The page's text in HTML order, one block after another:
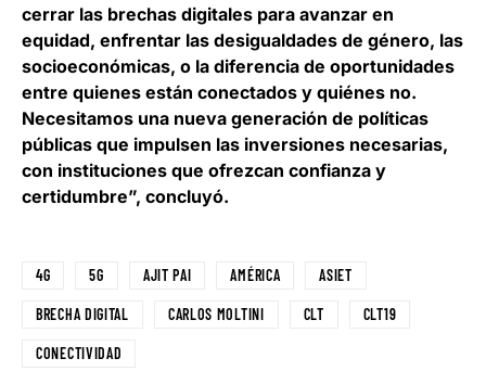
cerrar las brechas digitales para avanzar en
equidad, enfrentar las desigualdades de género, las
socioeconómicas, o la diferencia de oportunidades
entre quienes están conectados y quiénes no.
Necesitamos una nueva generación de políticas
públicas que impulsen las inversiones necesarias,
con instituciones que ofrezcan confianza y
certidumbre”, concluyó.
4G 5G AJIT PAI AMÉRICA ASIET
BRECHA DIGITAL CARLOS MOLTINI CLT CLT19
CONECTIVIDAD